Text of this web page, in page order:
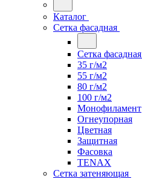
Каталог
Сетка фасадная
Сетка фасадная
35 г/м2
55 г/м2
80 г/м2
100 г/м2
Монофиламент
Огнеупорная
Цветная
Защитная
Фасовка
TENAX
Сетка затеняющая